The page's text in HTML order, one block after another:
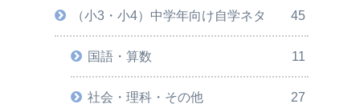
（小3・小4）中学年向け自学ネタ 45
国語・算数 11
社会・理科・その他 27